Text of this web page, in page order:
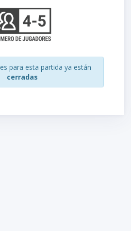
para esta partida ya están
cerradas